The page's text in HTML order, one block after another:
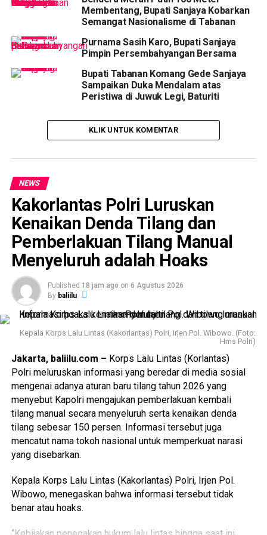
Membentang, Bupati Sanjaya Kobarkan
Semangat Nasionalisme di Tabanan
Purnama Sasih Karo, Bupati Sanjaya
Pimpin Persembahyangan Bersama
Bupati Tabanan Komang Gede Sanjaya
Sampaikan Duka Mendalam atas
Peristiwa di Juwuk Legi, Baturiti
KLIK UNTUK KOMENTAR
NEWS
Kakorlantas Polri Luruskan
Kenaikan Denda Tilang dan
Pemberlakuan Tilang Manual
Menyeluruh adalah Hoaks
Published 18 jam ago on 6 Agustus 2026
By baliilu
Kepala Korps Lalu Lintas (Kakorlantas) Polri, Irjen Pol. Wibowo. (Foto:
Hms Polri)
Jakarta, baliilu.com – Korps Lalu Lintas (Korlantas)
Polri meluruskan informasi yang beredar di media sosial
mengenai adanya aturan baru tilang tahun 2026 yang
menyebut Kapolri mengajukan pemberlakuan kembali
tilang manual secara menyeluruh serta kenaikan denda
tilang sebesar 150 persen. Informasi tersebut juga
mencatut nama tokoh nasional untuk memperkuat narasi
yang disebarkan.
Kepala Korps Lalu Lintas (Kakorlantas) Polri, Irjen Pol.
Wibowo, menegaskan bahwa informasi tersebut tidak
benar atau hoaks.